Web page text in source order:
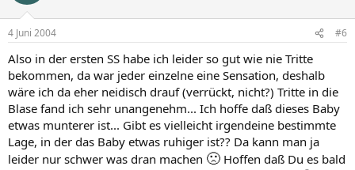
4 Juni 2004 #6
Also in der ersten SS habe ich leider so gut wie nie Tritte
bekommen, da war jeder einzelne eine Sensation, deshalb
wäre ich da eher neidisch drauf (verrückt, nicht?) Tritte in die
Blase fand ich sehr unangenehm... Ich hoffe daß dieses Baby
etwas munterer ist... Gibt es vielleicht irgendeine bestimmte
Lage, in der das Baby etwas ruhiger ist?? Da kann man ja
leider nur schwer was dran machen 🙁 Hoffen daß Du es bald